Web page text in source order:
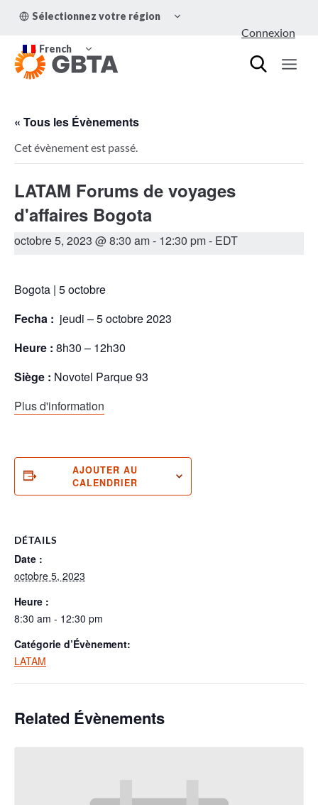
Sélectionnez votre région
LE
French
LE
MENU
ENFANT
Connexion
« Tous les Évènements
Cet évènement est passé.
LATAM Forums de voyages
d'affaires Bogota
octobre 5, 2023 @ 8:30 am- 12:30 pm- EDT
Bogota | 5 octobre
Fecha : jeudi – 5 octobre 2023
Heure : 8h30 – 12h30
Siège : Novotel Parque 93
Plus d'information
AJOUTER AU
CALENDRIER
DÉTAILS
Date :
octobre 5, 2023
Heure :
8:30 am - 12:30 pm
Catégorie d’Évènement:
LATAM
Related Évènements